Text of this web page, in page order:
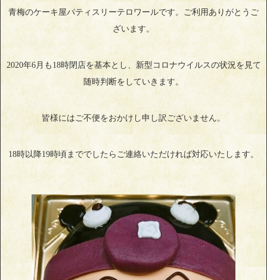
青梅のケーキ屋パティスリーテロワールです。ご利用ありがとうご
ざいます。
2020年6月も18時閉店を基本とし、新型コロナウイルスの状況を見て
随時判断をしていきます。
皆様にはご不便をおかけし申し訳ございません。
18時以降19時頃まででしたらご連絡いただければ対応いたします。